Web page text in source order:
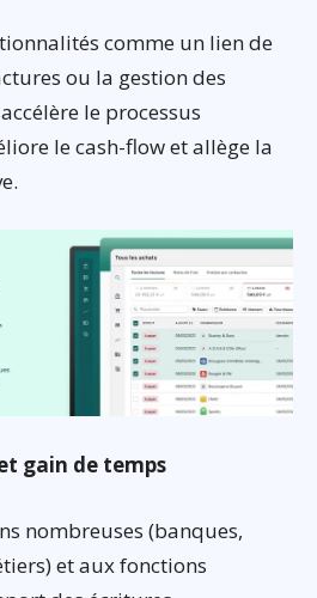
comme un lien de
ou la gestion des
le processus
le cash-flow et allège la
gain de temps
nombreuses (banques,
et aux fonctions